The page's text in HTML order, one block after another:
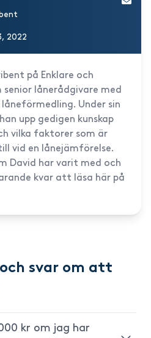
2022
på Enklare och
lånerådgivare med
Under sin
upp gedigen kunskap
vilka faktorer som är
vid en lånejämförelse.
David har varit med och
kvar att läsa här på
svar om att
kr om jag har